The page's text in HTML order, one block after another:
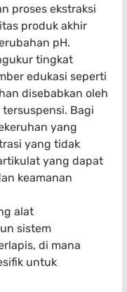
proses ekstraksi
produk akhir
pH.
tingkat
edukasi seperti
disebabkan oleh
Bagi
yang
yang tidak
yang dapat
keamanan
alat
sistem
di mana
untuk